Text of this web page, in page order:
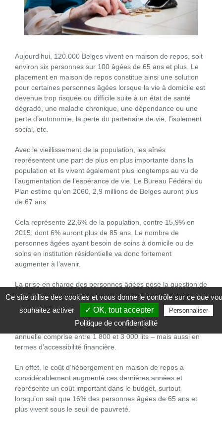
Aujourd’hui, 120.000 Belges vivent en maison de repos, soit
environ six personnes sur 100 âgées de 65 ans et plus. Le
placement en maison de repos constitue ainsi une solution
pour certaines personnes âgées lorsque la vie à domicile est
devenue trop risquée ou difficile suite à un état de santé
dégradé, une maladie chronique, une dépendance ou une
perte d’autonomie, la perte du partenaire de vie, l’isolement
social, etc.
Avec le vieillissement de la population, les aînés
représentent une part de plus en plus importante dans la
population et ils vivent également plus longtemps au vu de
l’augmentation de l’espérance de vie. Le Bureau Fédéral du
Plan estime qu’en 2060, 2,9 millions de Belges auront plus
de 67 ans.
Cela représente 22,6% de la population, contre 15,9% en
2015, dont 6% auront plus de 85 ans. Le nombre de
personnes âgées ayant besoin de soins à domicile ou de
soins en institution résidentielle va donc fortement
augmenter à l’avenir.
La prise en charge des personnes âgées pose la question de
l’accessibilité des maisons de repos en termes de places
disponibles – selon le Centre Fédéral d’Expertise des Soins
de Santé (KCE), entre 27 000 et 45 000 lits supplémentaires
seraient nécessaires d’ici 2025, soit une augmentation
annuelle comprise entre 1 800 et 3 000 lits – mais aussi en
termes d’accessibilité financière.
En effet, le coût d’hébergement en maison de repos a
considérablement augmenté ces dernières années et
représente un coût important dans le budget, surtout
lorsqu’on sait que 16% des personnes âgées de 65 ans et
plus vivent sous le seuil de pauvreté.
Ce site utilise des cookies et vous donne le contrôle sur ce que
souhaitez activer
✓ OK, tout accepter Personnaliser
Politique de confidentialité